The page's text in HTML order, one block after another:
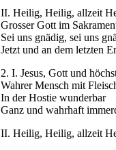
II. Heilig, Heilig, allzeit
Grosser Gott im
Sei uns gnädig, sei uns
Jetzt und an dem letzten
2. I. Jesus, Gott und
Wahrer Mensch mit
In der Hostie wunderbar
Ganz und wahrhaft
II. Heilig, Heilig, allzeit